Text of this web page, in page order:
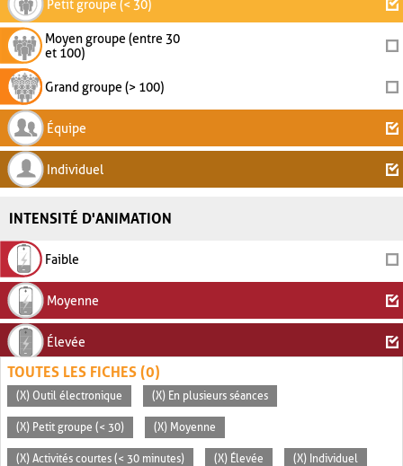
Petit groupe (< 30)
Moyen groupe (entre 30
et 100)
Grand groupe (> 100)
Équipe
Individuel
INTENSITÉ D'ANIMATION
Faible
Moyenne
Élevée
TOUTES LES FICHES (0)
(X) Outil électronique (X) En plusieurs séances
(X) Petit groupe (< 30) (X) Moyenne
(X) Activités courtes (< 30 minutes) (X) Élevée (X) Individuel